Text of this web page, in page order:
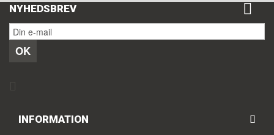
NYHEDSBREV
OK
INFORMATION